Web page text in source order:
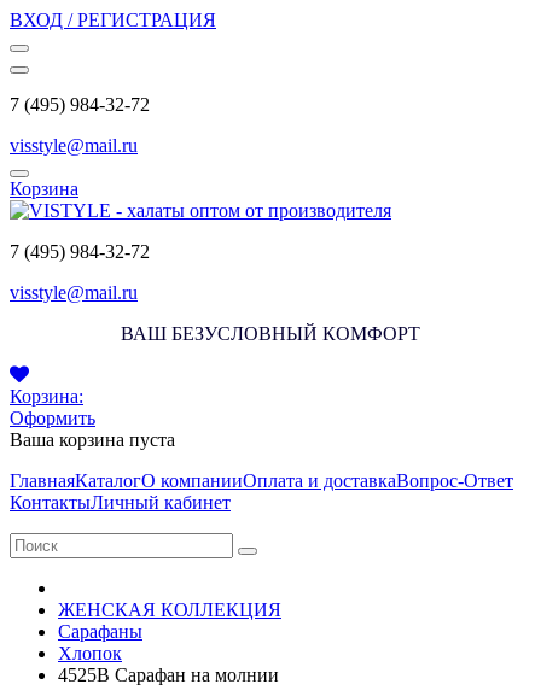
ВХОД / РЕГИСТРАЦИЯ
7 (495) 984-32-72
visstyle@mail.ru
Корзина
7 (495) 984-32-72
visstyle@mail.ru
ВАШ БЕЗУСЛОВНЫЙ КОМФОРТ
Корзина:
Оформить
Ваша корзина пуста
ГлавнаяКаталогО компанииОплата и доставкаВопрос-Ответ
КонтактыЛичный кабинет
ЖЕНСКАЯ КОЛЛЕКЦИЯ
Сарафаны
Хлопок
4525В Сарафан на молнии